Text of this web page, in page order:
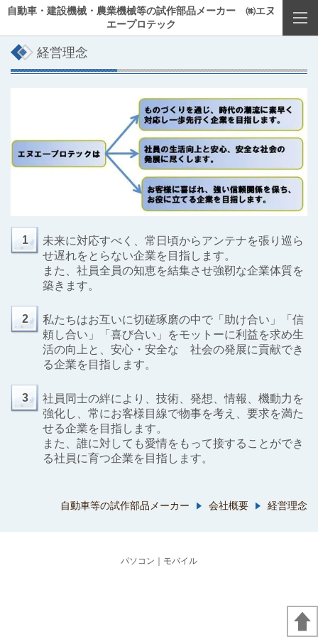
自動車・建設機械・農業機械等の試作部品メーカー ㈱エヌ
エープロテック
経営理念
1
未来に対応すべく、常日頃からアンテナを張り巡ら
せ遅れをとらない企業を目指します。
また、社員全員の知恵を結集させ強靭な企業体質を
築きます。
2
私たちはお互いに切磋琢磨の中で「助け合い」「信
頼し合い」「喜び合い」をモットーに利益を求め生
活の向上と、安心・安全な 社会の発展に貢献でき
る企業を目指します。
3
社員同士の絆により、技術、発想、情報、機動力を
強化し、常にお客様目線で物事を考え、要求を満た
せる企業を目指します。
また、誰に対しても愛情をもって接することができ
る社員に育つ企業を目指します。
自動車等の試作部品メーカー 会社概要 経営理念
パソコン ｜モバイル